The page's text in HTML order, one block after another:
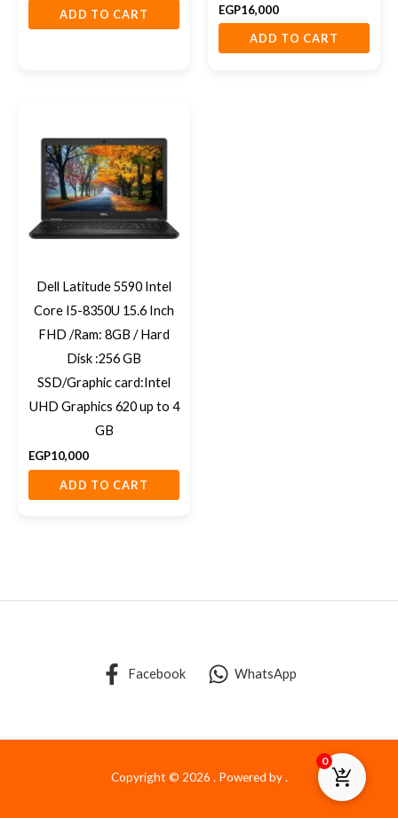
ADD TO CART EGP16,000
ADD TO CART
Dell Latitude 5590 Intel
Core I5-8350U 15.6 Inch
FHD /Ram: 8GB / Hard
Disk :256 GB
SSD/Graphic card:Intel
UHD Graphics 620 up to 4
GB
EGP10,000
ADD TO CART
Facebook WhatsApp
Copyright © 2026 . Powered by .
0